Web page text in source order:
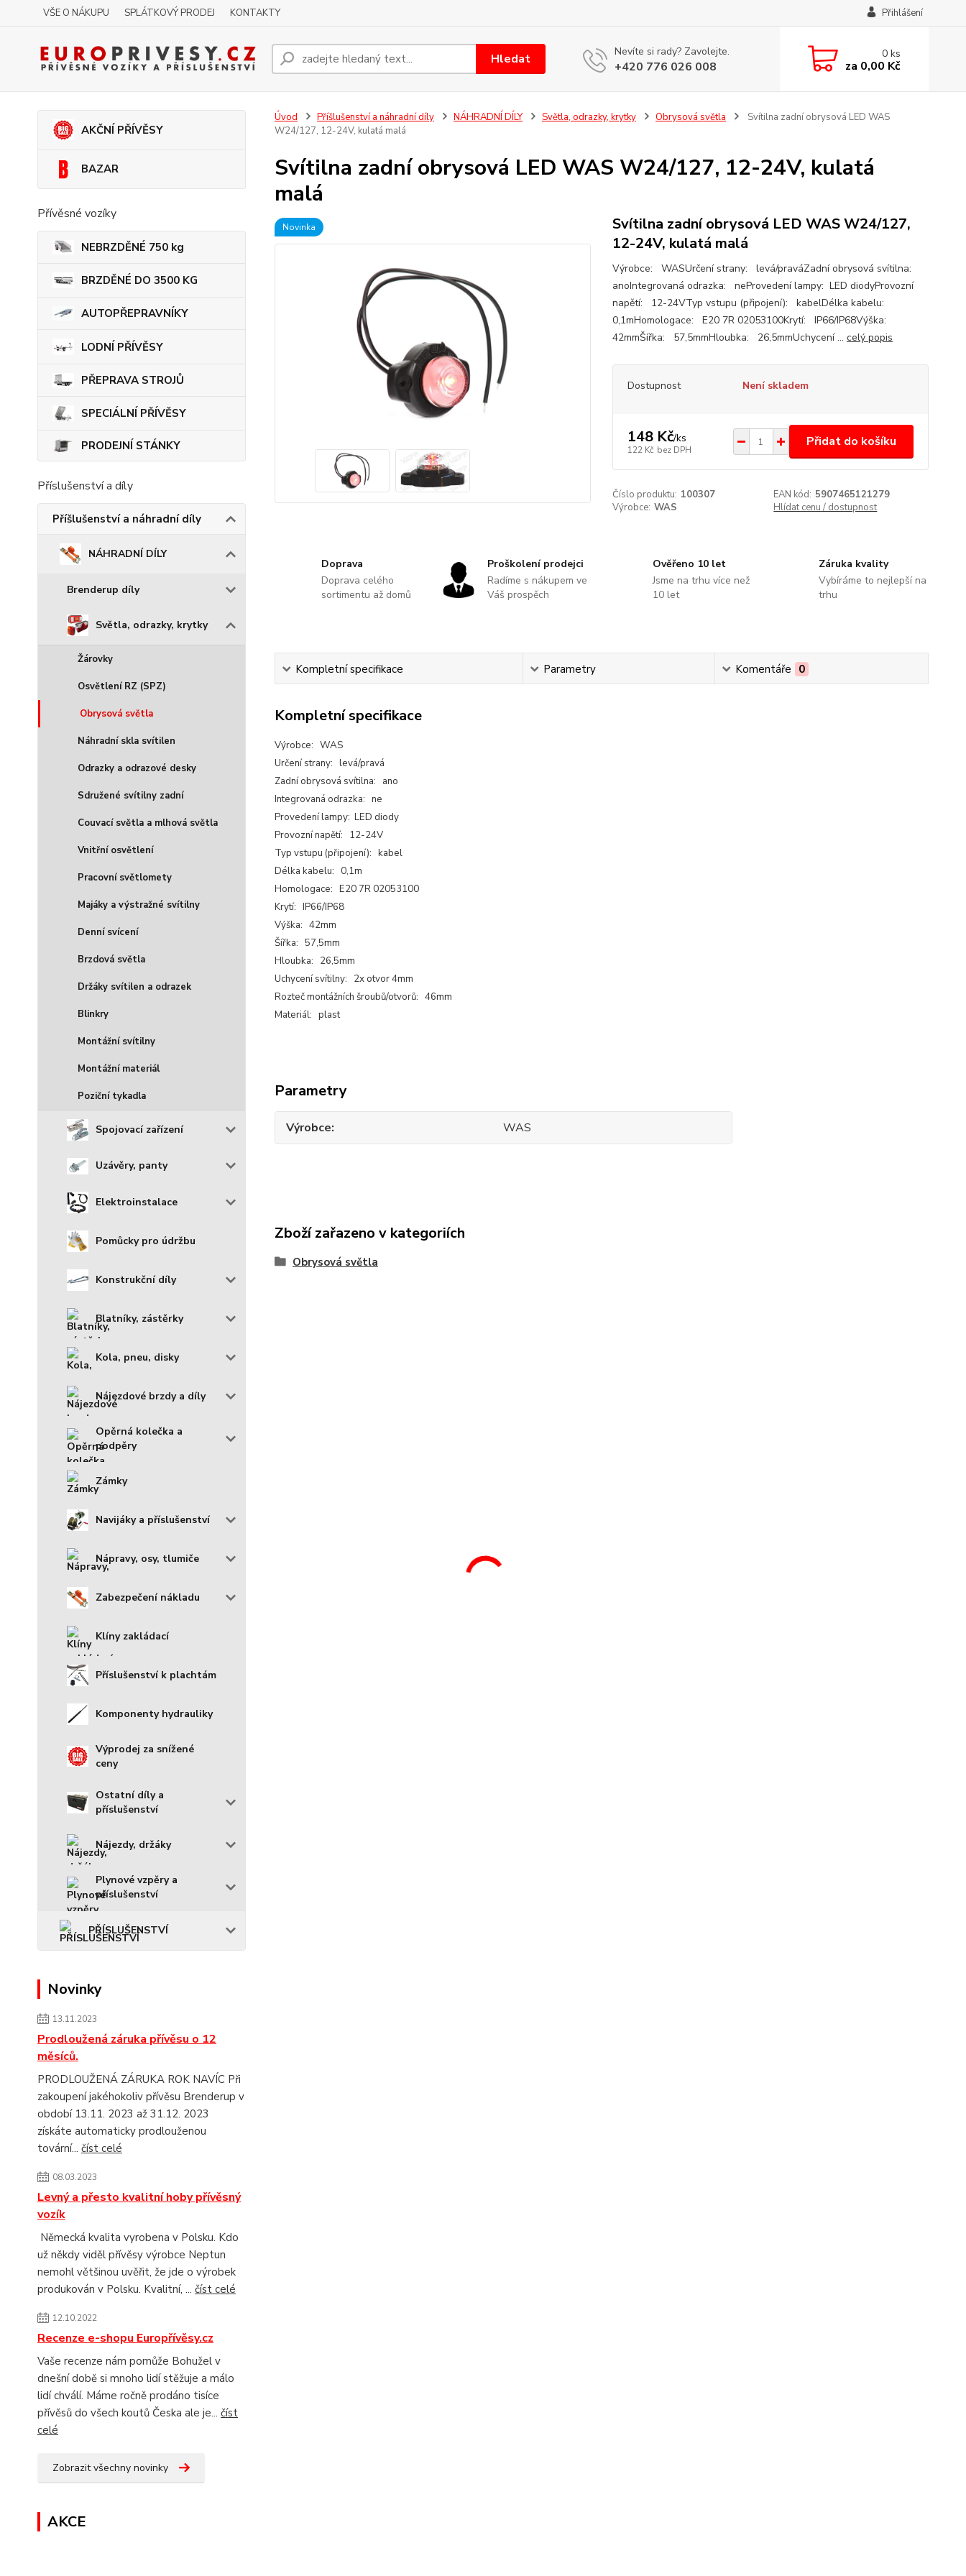
VŠE O NÁKUPU SPLÁTKOVÝ PRODEJ KONTAKTY Přihlášení
Hledat Nevíte si rady? Zavolejte.
+420 776 026 008
0ks
za 0,00 Kč
AKČNÍ PŘÍVĚSY
BAZAR
Přívěsné vozíky
NEBRZDĚNÉ 750 kg
BRZDĚNÉ DO 3500 KG
AUTOPŘEPRAVNÍKY
LODNÍ PŘÍVĚSY
PŘEPRAVA STROJŮ
SPECIÁLNÍ PŘÍVĚSY
PRODEJNÍ STÁNKY
Příslušenství a díly
Příšlušenství a náhradní díly
NÁHRADNÍ DÍLY
Brenderup díly
Světla, odrazky, krytky
Žárovky
Osvětlení RZ (SPZ)
Obrysová světla
Náhradní skla svítilen
Odrazky a odrazové desky
Sdružené svítilny zadní
Couvací světla a mlhová světla
Vnitřní osvětlení
Pracovní světlomety
Majáky a výstražné svítilny
Denní svícení
Brzdová světla
Držáky svítilen a odrazek
Blinkry
Montážní svítilny
Montážní materiál
Poziční tykadla
Spojovací zařízení
Uzávěry, panty
Elektroinstalace
Pomůcky pro údržbu
Konstrukční díly
Blatníky, zástěrky
Kola, pneu, disky
Nájezdové brzdy a díly
Opěrná kolečka a
podpěry
Zámky
Navijáky a příslušenství
Nápravy, osy, tlumiče
Zabezpečení nákladu
Klíny zakládací
Příslušenství k plachtám
Komponenty hydrauliky
Výprodej za snížené
ceny
Ostatní díly a
příslušenství
Nájezdy, držáky
Plynové vzpěry a
příslušenství
PŘÍSLUŠENSTVÍ
Novinky
13.11.2023
Prodloužená záruka přívěsu o 12
měsíců.
PRODLOUŽENÁ ZÁRUKA ROK NAVÍC Při
zakoupení jakéhokoliv přívěsu Brenderup v
období 13.11. 2023 až 31.12. 2023
získáte automaticky prodlouženou
tovární... číst celé
08.03.2023
Levný a přesto kvalitní hoby přívěsný
vozík
Německá kvalita vyrobena v Polsku. Kdo
už někdy viděl přívěsy výrobce Neptun
nemohl většinou uvěřit, že jde o výrobek
produkován v Polsku. Kvalitní, ... číst celé
12.10.2022
Recenze e-shopu Europřívěsy.cz
Vaše recenze nám pomůže Bohužel v
dnešní době si mnoho lidí stěžuje a málo
lidí chválí. Máme ročně prodáno tisíce
přívěsů do všech koutů Česka ale je... číst
celé
Zobrazit všechny novinky
AKCE
Úvod Příšlušenství a náhradní díly NÁHRADNÍ DÍLY Světla, odrazky, krytky Obrysová světla
Svítilna zadní obrysová LED WAS
W24/127, 12-24V, kulatá malá
Svítilna zadní obrysová LED WAS W24/127, 12-24V, kulatá
malá
Novinka
Svítilna zadní obrysová LED WAS W24/127,
12-24V, kulatá malá
Výrobce: WASUrčení strany: levá/praváZadní obrysová svítilna:
anoIntegrovaná odrazka: neProvedení lampy: LED diodyProvozní
napětí: 12-24VTyp vstupu (připojení): kabelDélka kabelu:
0,1mHomologace: E20 7R 02053100Krytí: IP66/IP68Výška:
42mmŠířka: 57,5mmHloubka: 26,5mmUchycení ... celý popis
Dostupnost Není skladem
148 Kč/ks
122 Kč bez DPH
Přidat do košíku
Číslo produktu: 100307 EAN kód: 5907465121279
Výrobce: WAS Hlídat cenu / dostupnost
Doprava
Doprava celého
sortimentu až domů
Proškolení prodejci
Radíme s nákupem ve
Váš prospěch
Ověřeno 10 let
Jsme na trhu více než
10 let
Záruka kvality
Vybíráme to nejlepší na
trhu
Kompletní specifikace Parametry Komentáře 0
Kompletní specifikace
Výrobce: WAS
Určení strany: levá/pravá
Zadní obrysová svítilna: ano
Integrovaná odrazka: ne
Provedení lampy: LED diody
Provozní napětí: 12-24V
Typ vstupu (připojení): kabel
Délka kabelu: 0,1m
Homologace: E20 7R 02053100
Krytí: IP66/IP68
Výška: 42mm
Šířka: 57,5mm
Hloubka: 26,5mm
Uchycení svítilny: 2x otvor 4mm
Rozteč montážních šroubů/otvorů: 46mm
Materiál: plast
Parametry
Výrobce WAS
Zboží zařazeno v kategoriích
Obrysová světla